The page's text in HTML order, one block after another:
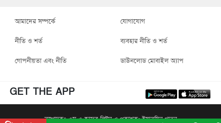
আমাদের সম্পর্কে যোগাযোগ
নীতি ও শর্ত ব্যবহার নীতি ও শর্ত
গোপনীয়তা এবং নীতি ডাউনলোড মোবাইল অ্যাপ
GET THE APP
সম্পাদকঃ এম এ জাফর লিটন ও প্রকাশক: ইয়াসমিন খাতুন